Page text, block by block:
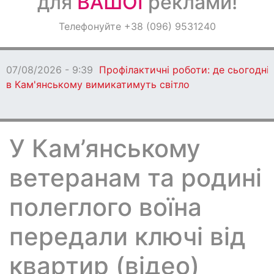
ОголошенняТелефонуйте +38 (096) 9531240
07/08/2026 - 9:39 Профілактичні роботи: де сьогодні
в Кам'янському вимикатимуть світло
У Кам’янському
ветеранам та родині
полеглого воїна
передали ключі від
квартир (відео)